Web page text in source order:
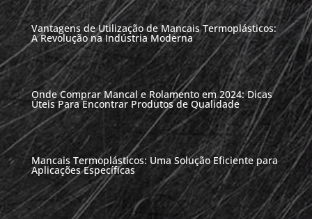
Vantagens de Utilização de Mancais Termoplásticos:
A Revolução na Indústria Moderna
Onde Comprar Mancal e Rolamento em 2024: Dicas
Úteis Para Encontrar Produtos de Qualidade
Mancais Termoplásticos: Uma Solução Eficiente para
Aplicações Específicas